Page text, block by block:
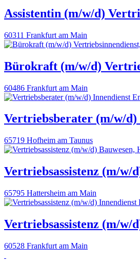
Assistentin (m/w/d)
60311 Frankfurt am Main
Bürokraft (m/w/d)
60486 Frankfurt am Main
Vertriebsberater (m/w/
65719 Hofheim am Taunus
Vertriebsassistenz (m/w/
65795 Hattersheim am Main
Vertriebsassistenz (m/w/
60528 Frankfurt am Main